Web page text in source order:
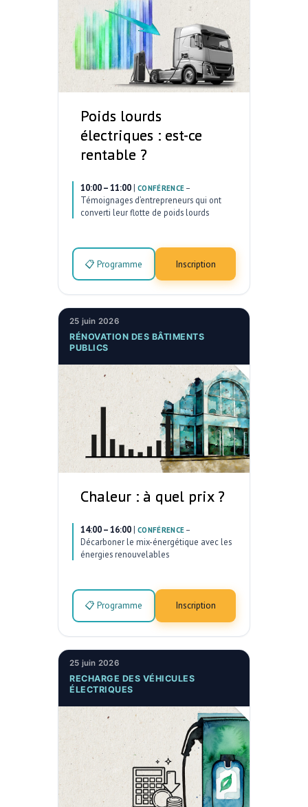
Poids lourds
électriques : est-ce
rentable ?
10:00 – 11:00 | CONFÉRENCE –
Témoignages d’entrepreneurs qui ont
converti leur flotte de poids lourds
📋 Programme Inscription
25 juin 2026
RÉNOVATION DES BÂTIMENTS
PUBLICS
Chaleur : à quel prix ?
14:00 – 16:00 | CONFÉRENCE –
Décarboner le mix-énergétique avec les
énergies renouvelables
📋 Programme Inscription
25 juin 2026
RECHARGE DES VÉHICULES
ÉLECTRIQUES